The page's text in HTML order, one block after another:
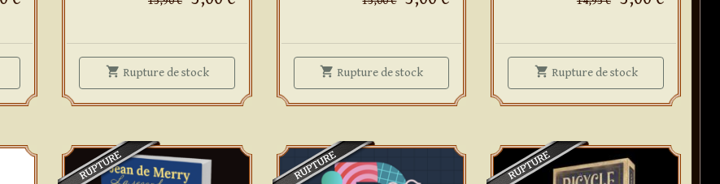
de cartes Water Tiger
shopping_cart Rupturede stockJeu de cartes Testamentshopping_cart Rupturede stockJeu de cartes Makers shopping_cart Rupturede stockJeu de cartes